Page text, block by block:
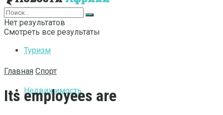
Интернет
Туризм
Недвижимость
Нет результатов
Смотреть все результаты
Главная Спорт
Its employees are